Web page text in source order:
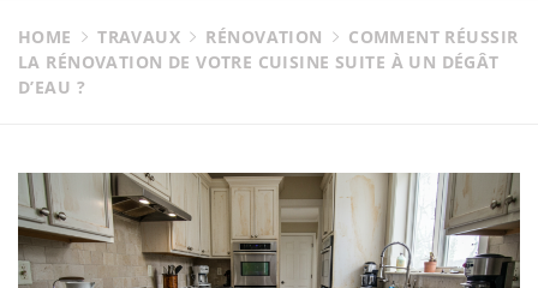
HOME TRAVAUX RÉNOVATION
COMMENT RÉUSSIR
LA RÉNOVATION DE VOTRE CUISINE SUITE À UN DÉGÂT
D’EAU ?